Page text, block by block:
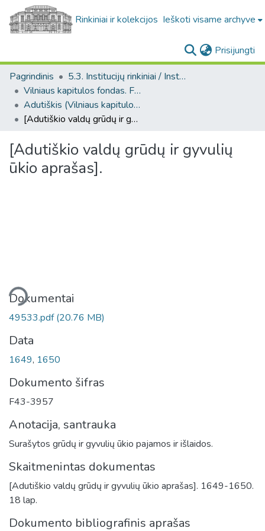
Rinkiniai ir kolekcijos Ieškoti visame archyve
Prisijungti
Pagrindinis
5.3. Institucijų rinkiniai / Institutional collections
Vilniaus kapitulos fondas. F43
Adutiškis (Vilniaus kapitulos fondas. F43. Bažnytinės valdos)
[Adutiškio valdų grūdų ir gyvulių ūkio aprašas].
[Adutiškio valdų grūdų ir gyvulių
ūkio aprašas].
Dokumentai
49533.pdf(20.76 MB)
Data
1649, 1650
Dokumento šifras
F43-3957
Anotacija, santrauka
Surašytos grūdų ir gyvulių ūkio pajamos ir išlaidos.
Skaitmenintas dokumentas
[Adutiškio valdų grūdų ir gyvulių ūkio aprašas]. 1649-1650.
18 lap.
Dokumento bibliografinis aprašas